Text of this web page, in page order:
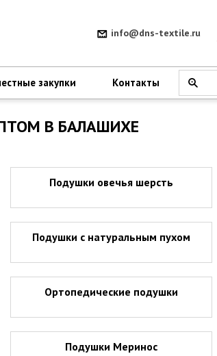
info@dns-textile.ru
закупки Контакты
В БАЛАШИХЕ
Подушки овечья шерсть
Подушки с натуральным пухом
Ортопедические подушки
Подушки Меринос